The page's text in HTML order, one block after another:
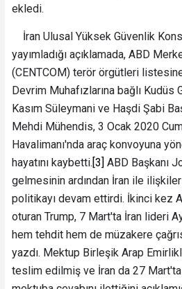
ekledi.
İran Ulusal Yüksek Güvenlik
yayımladığı açıklamada, ABD
(CENTCOM) terör örgütleri listesine
Devrim Muhafızlarına bağlı Kudüs
Kasım Süleymani ve Haşdi Şabi
Mehdi Mühendis, 3 Ocak 2020
Havalimanı'nda araç konvoyuna
hayatını kaybetti.[3] ABD Başkanı
gelmesinin ardından İran ile
politikayı devam ettirdi. İkinci kez
oturan Trump, 7 Mart'ta İran lideri
hem tehdit hem de müzakere
yazdı. Mektup Birleşik Arap
teslim edilmiş ve İran da 27